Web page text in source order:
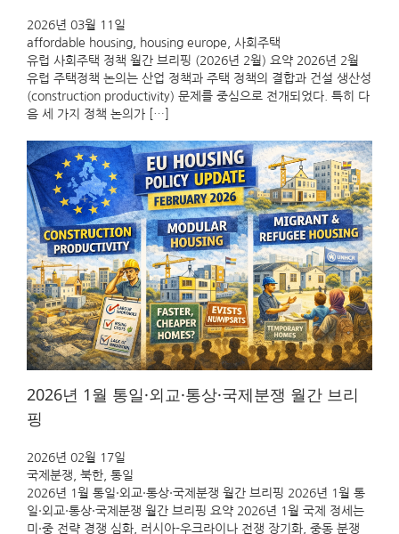
2026년 03월 11일
affordable housing
housing europe
사회주택
유럽 사회주택 정책 월간 브리핑 (2026년 2월) 요약 2026년 2월
유럽 주택정책 논의는 산업 정책과 주택 정책의 결합과 건설 생산성
(construction productivity) 문제를 중심으로 전개되었다. 특히 다
음 세 가지 정책 논의가 […]
2026년 1월 통일·외교·통상·국제분쟁 월간 브리
핑
2026년 02월 17일
국제분쟁
북한 통일
2026년 1월 통일·외교·통상·국제분쟁 월간 브리핑 2026년 1월 통
일·외교·통상·국제분쟁 월간 브리핑 요약 2026년 1월 국제 정세는
미·중 전략 경쟁 심화, 러시아-우크라이나 전쟁 장기화, 중동 분쟁